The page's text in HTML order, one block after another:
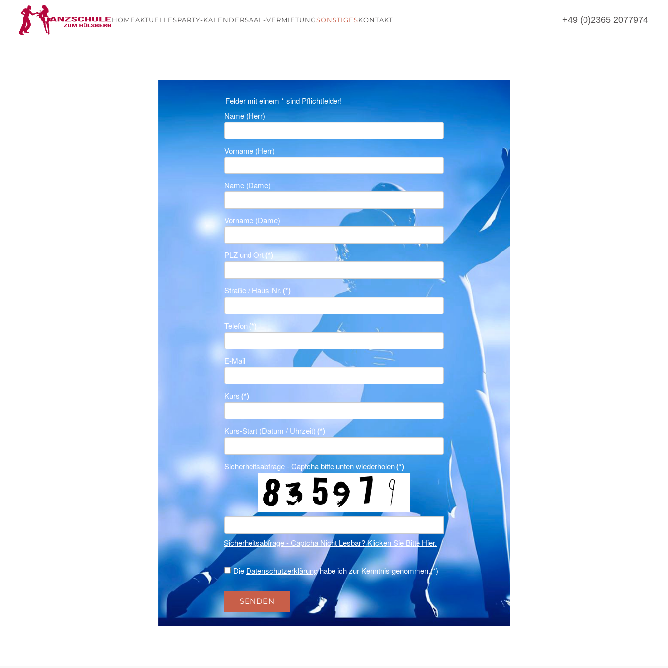
Skip to main content
HOMEAKTUELLESPARTY-KALENDERSAAL-VERMIETUNGSONSTIGESKONTAKT +49 (0)2365 2077974
Felder mit einem * sind Pflichtfelder!
Name (Herr)
Vorname (Herr)
Name (Dame)
Vorname (Dame)
PLZ und Ort(*)
Straße / Haus-Nr.(*)
Telefon(*)
E-Mail
Kurs(*)
Kurs-Start (Datum / Uhrzeit)(*)
Sicherheitsabfrage - Captcha bitte unten wiederholen(*)
Sicherheitsabfrage - Captcha Nicht Lesbar? Klicken Sie Bitte Hier.
Die Datenschutzerklärunghabe ich zur Kenntnis genommen.(*)
SENDEN